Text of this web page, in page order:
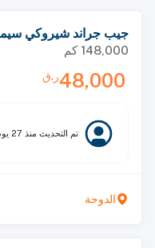
جيب جراند شيروكي سيمت
148,000 كم
48,000ر.ق
تم التحديث منذ 27 يوم
الدوحة